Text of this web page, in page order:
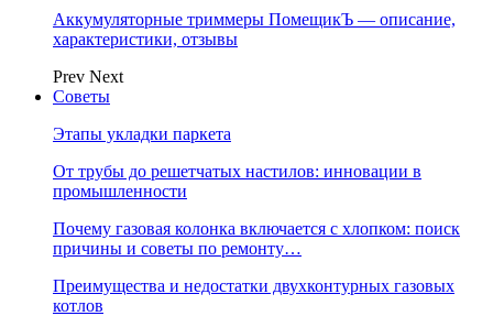
Аккумуляторные триммеры ПомещикЪ — описание,
характеристики, отзывы
Prev Next
Советы
Этапы укладки паркета
От трубы до решетчатых настилов: инновации в
промышленности
Почему газовая колонка включается с хлопком: поиск
причины и советы по ремонту…
Преимущества и недостатки двухконтурных газовых
котлов